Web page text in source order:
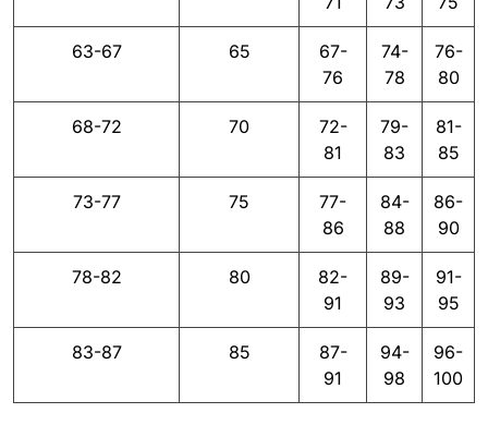
63-67 65
67-
76
74-
78
76-
80
68-72 70
72-
81
79-
83
81-
85
73-77 75
77-
86
84-
88
86-
90
78-82 80
82-
91
89-
93
91-
95
83-87 85
87-
91
94-
98
96-
100